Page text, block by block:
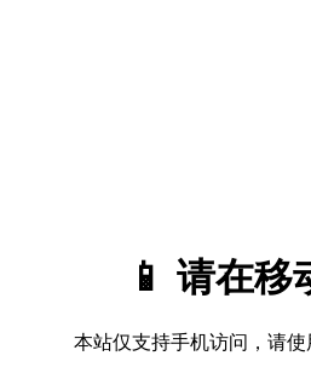
📱 请在移
本站仅支持手机访问，请使